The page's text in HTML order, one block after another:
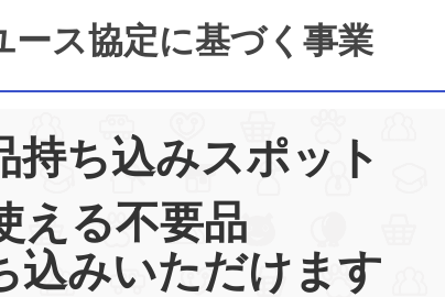
ース協定に基づく事業
持ち込みスポット
える不要品
込みいただけます